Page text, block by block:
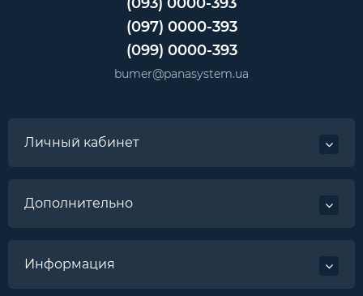
(097) 0000-393
(099) 0000-393
bumer@panasystem.ua
Личный кабинет
Дополнительно
Информация